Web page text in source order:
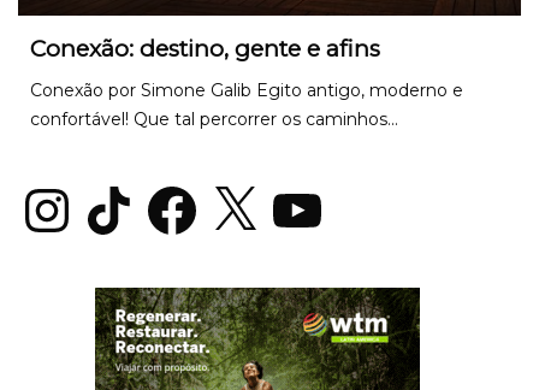
Conexão: destino, gente e afins
Conexão por Simone Galib Egito antigo, moderno e
confortável! Que tal percorrer os caminhos...
InstagramTikTok Facebook
X YouTube